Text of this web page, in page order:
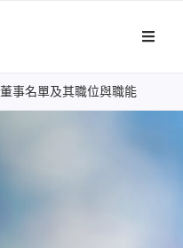
董事名單及其職位與職能